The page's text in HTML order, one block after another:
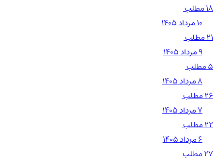
18 مطلب
۱۰ مرداد ۱۴۰۵
21 مطلب
۹ مرداد ۱۴۰۵
5 مطلب
۸ مرداد ۱۴۰۵
26 مطلب
۷ مرداد ۱۴۰۵
22 مطلب
۶ مرداد ۱۴۰۵
27 مطلب